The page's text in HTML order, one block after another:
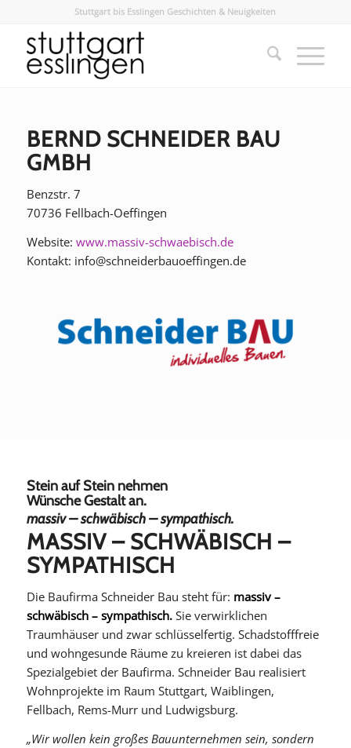
Stuttgart bis Esslingen Geschichten & Neuigkeiten
BERND SCHNEIDER BAU
GMBH
Benzstr. 7
70736 Fellbach-Oeffingen
Website: www.massiv-schwaebisch.de
Kontakt: info@schneiderbauoeffingen.de
Stein auf Stein nehmen
Wünsche Gestalt an.
massiv – schwäbisch – sympathisch.
MASSIV – SCHWÄBISCH –
SYMPATHISCH
Die Baufirma Schneider Bau steht für: massiv –
schwäbisch – sympathisch.Sie verwirklichen
Traumhäuser und zwar schlüsselfertig. Schadstofffreie
und wohngesunde Räume zu kreieren ist dabei das
Spezialgebiet der Baufirma. Schneider Bau realisiert
Wohnprojekte im Raum Stuttgart, Waiblingen,
Fellbach, Rems-Murr und Ludwigsburg.
„Wir wollen kein großes Bauunternehmen sein, sondern